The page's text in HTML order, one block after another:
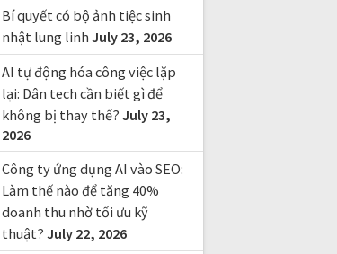
Bí quyết có bộ ảnh tiệc sinh
nhật lung linh July 23, 2026
AI tự động hóa công việc lặp
lại: Dân tech cần biết gì để
không bị thay thế? July 23,
2026
Công ty ứng dụng AI vào SEO:
Làm thế nào để tăng 40%
doanh thu nhờ tối ưu kỹ
thuật? July 22, 2026